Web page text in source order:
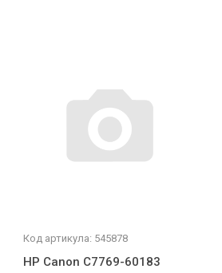
Код артикула: 545878
HP Canon C7769-60183